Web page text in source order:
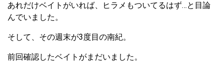
あれだけベイトがいれば、ヒラメもついてるはず…と目論
んでいました。
そして、その週末が3度目の南紀。
前回確認したベイトがまだいました。